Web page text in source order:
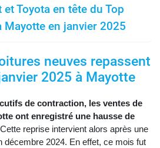
et Toyota en tête du Top
Mayotte en janvier 2025
neuves repassent
2025 à Mayotte
de contraction, les ventes de
ont enregistré une hausse de
Cette reprise intervient alors après une
décembre 2024. En effet, ce mois fut